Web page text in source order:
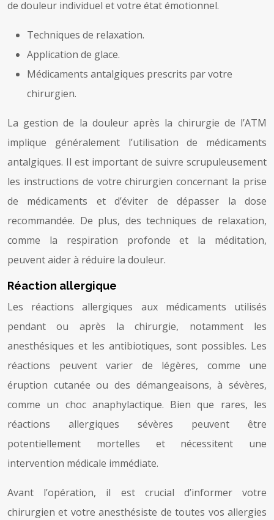
de douleur individuel et votre état émotionnel.
Techniques de relaxation.
Application de glace.
Médicaments antalgiques prescrits par votre
chirurgien.
La gestion de la douleur après la chirurgie de l’ATM
implique généralement l’utilisation de médicaments
antalgiques. Il est important de suivre scrupuleusement
les instructions de votre chirurgien concernant la prise
de médicaments et d’éviter de dépasser la dose
recommandée. De plus, des techniques de relaxation,
comme la respiration profonde et la méditation,
peuvent aider à réduire la douleur.
Réaction allergique
Les réactions allergiques aux médicaments utilisés
pendant ou après la chirurgie, notamment les
anesthésiques et les antibiotiques, sont possibles. Les
réactions peuvent varier de légères, comme une
éruption cutanée ou des démangeaisons, à sévères,
comme un choc anaphylactique. Bien que rares, les
réactions allergiques sévères peuvent être
potentiellement mortelles et nécessitent une
intervention médicale immédiate.
Avant l’opération, il est crucial d’informer votre
chirurgien et votre anesthésiste de toutes vos allergies